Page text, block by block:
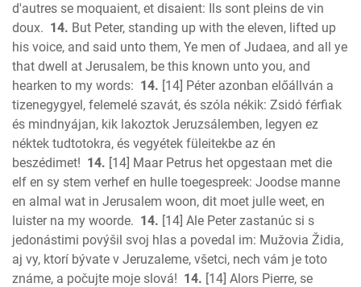
d'autres se moquaient, et disaient: Ils sont pleins de vin
doux. 14. But Peter, standing up with the eleven, lifted up
his voice, and said unto them, Ye men of Judaea, and all ye
that dwell at Jerusalem, be this known unto you, and
hearken to my words: 14. [14] Péter azonban előállván a
tizenegygyel, felemelé szavát, és szóla nékik: Zsidó férfiak
és mindnyájan, kik lakoztok Jeruzsálemben, legyen ez
néktek tudtotokra, és vegyétek füleitekbe az én
beszédimet! 14. [14] Maar Petrus het opgestaan met die
elf en sy stem verhef en hulle toegespreek: Joodse manne
en almal wat in Jerusalem woon, dit moet julle weet, en
luister na my woorde. 14. [14] Ale Peter zastanúc si s
jedonástimi povýšil svoj hlas a povedal im: Mužovia Židia,
aj vy, ktorí bývate v Jeruzaleme, všetci, nech vám je toto
známe, a počujte moje slová! 14. [14] Alors Pierre, se